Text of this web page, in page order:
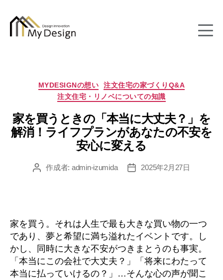
カ
テ
ゴ
リ
ー
MYDESIGNの想い
注文住宅の家づくりQ&A
注文住宅・リノベについての知識
家を買うときの「本当に大丈夫？」を
解消！ライフプランがあなたの不安を
安心に変える
投 作成者: admin-izumida
投
2025年2月27日
家を買う。それは人生で最も大きな買い物の一つ
であり、夢と希望に満ち溢れたイベントです。し
かし、同時に大きな不安がつきまとうのも事実。
「本当にこの会社で大丈夫？」「将来にわたって
本当に払っていけるの？」…そんな心の声が聞こ